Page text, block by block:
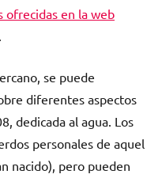
ofrecidas en la web
se puede
diferentes aspectos
dedicada al agua. Los
personales de aquel
nacido), pero pueden